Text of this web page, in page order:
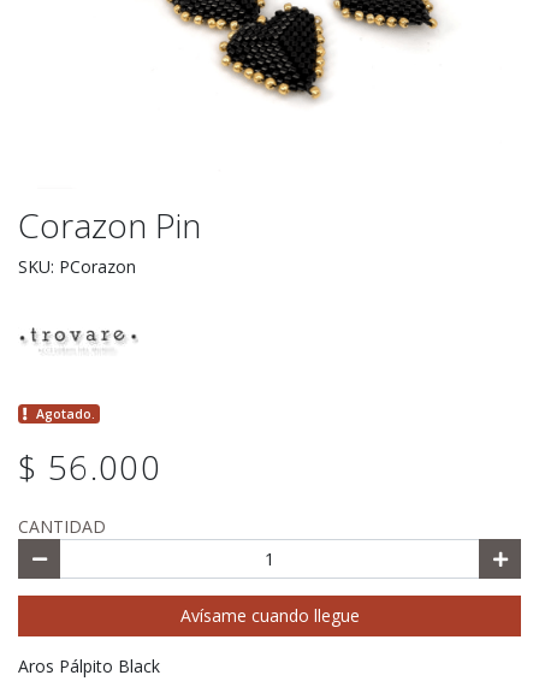
Corazon Pin
SKU: PCorazon
Agotado.
$ 56.000
CANTIDAD
Avísame cuando llegue
Aros Pálpito Black